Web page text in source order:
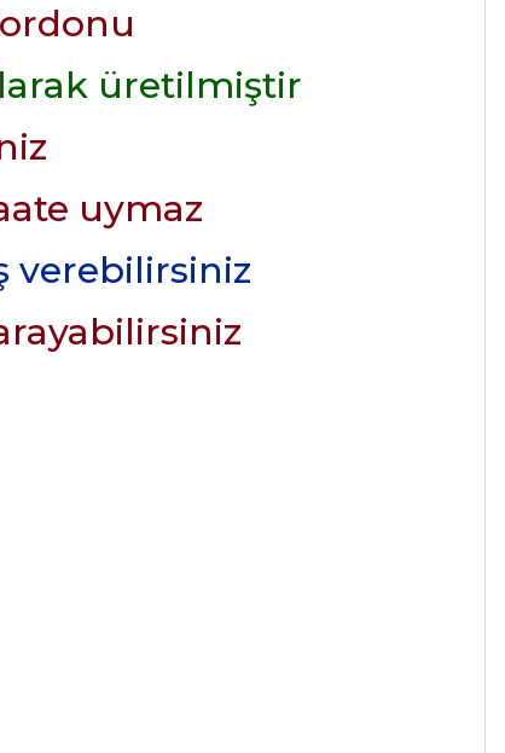
üretilmiştir
uymaz
verebilirsiniz